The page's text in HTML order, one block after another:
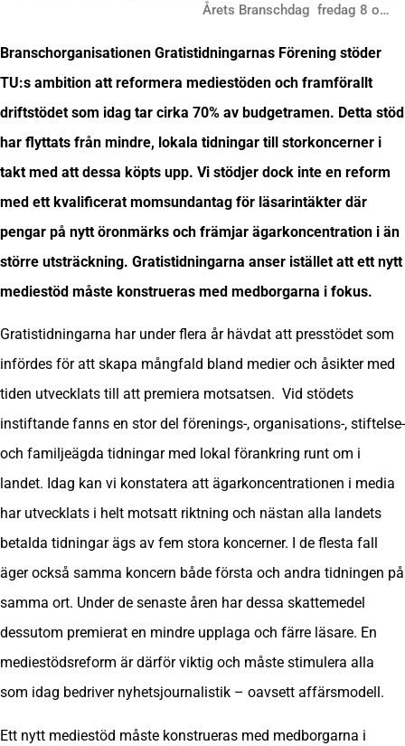
Årets Branschdag fredag 8 oktober
Branschorganisationen Gratistidningarnas Förening stöder
TU:s ambition att reformera mediestöden och framförallt
driftstödet som idag tar cirka 70% av budgetramen. Detta stöd
har flyttats från mindre, lokala tidningar till storkoncerner i
takt med att dessa köpts upp. Vi stödjer dock inte en reform
med ett kvalificerat momsundantag för läsarintäkter där
pengar på nytt öronmärks och främjar ägarkoncentration i än
större utsträckning. Gratistidningarna anser istället att ett nytt
mediestöd måste konstrueras med medborgarna i fokus.
Gratistidningarna har under flera år hävdat att presstödet som
infördes för att skapa mångfald bland medier och åsikter med
tiden utvecklats till att premiera motsatsen. Vid stödets
instiftande fanns en stor del förenings-, organisations-, stiftelse-
och familjeägda tidningar med lokal förankring runt om i
landet. Idag kan vi konstatera att ägarkoncentrationen i media
har utvecklats i helt motsatt riktning och nästan alla landets
betalda tidningar ägs av fem stora koncerner. I de flesta fall
äger också samma koncern både första och andra tidningen på
samma ort. Under de senaste åren har dessa skattemedel
dessutom premierat en mindre upplaga och färre läsare. En
mediestödsreform är därför viktig och måste stimulera alla
som idag bedriver nyhetsjournalistik – oavsett affärsmodell.
Ett nytt mediestöd måste konstrueras med medborgarna i